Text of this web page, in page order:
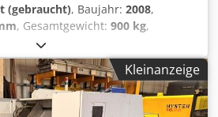
(gebraucht), Baujahr: 2008,
, Gesamtgewicht: 900 kg,
5-45 mm Magazinkapazität 280
sek. Crodpfxew Rfiwe Ag Esf
150 mm/sek., einstellbar
950 mm/sek. Betriebsspannung
3 kW Druckluft 6 bar
Kleinanzeige